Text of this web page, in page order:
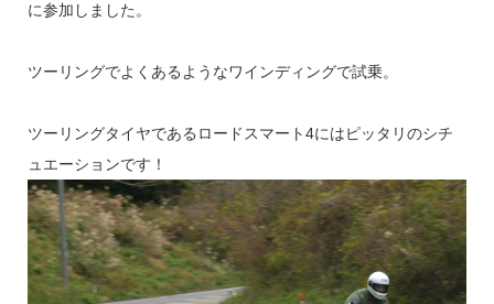
に参加しました。
ツーリングでよくあるようなワインディングで試乗。
ツーリングタイヤであるロードスマート4にはピッタリのシチ
ュエーションです！